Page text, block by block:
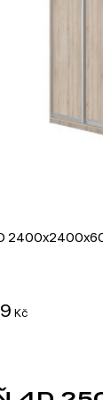
stylu díky
s
umožňuje
Kč